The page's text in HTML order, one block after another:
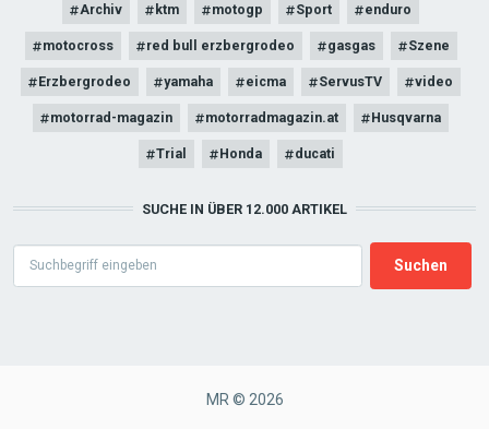
Archiv ktm motogp Sport enduro
motocross red bull erzbergrodeo gasgas Szene
Erzbergrodeo yamaha eicma ServusTV video
motorrad-magazin motorradmagazin.at Husqvarna
Trial Honda ducati
SUCHE IN ÜBER 12.000 ARTIKEL
MR © 2026